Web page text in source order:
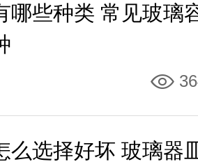
哪些种类 常见玻璃
么选择好坏 玻璃器